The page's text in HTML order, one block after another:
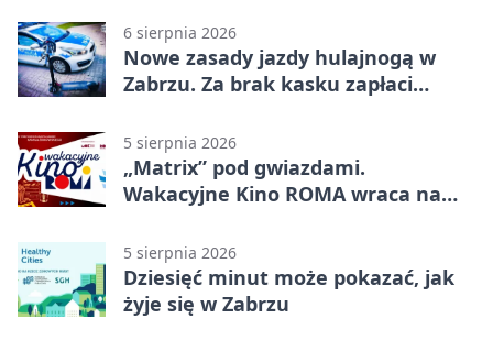
6 sierpnia 2026
Nowe zasady jazdy hulajnogą w
Zabrzu. Za brak kasku zapłaci
5 sierpnia 2026
„Matrix” pod gwiazdami.
Wakacyjne Kino ROMA wraca na
5 sierpnia 2026
Dziesięć minut może pokazać, jak
żyje się w Zabrzu